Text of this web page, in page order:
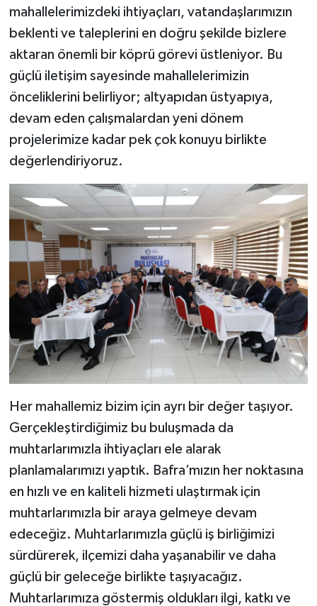
mahallelerimizdeki ihtiyaçları, vatandaşlarımızın
beklenti ve taleplerini en doğru şekilde bizlere
aktaran önemli bir köprü görevi üstleniyor. Bu
güçlü iletişim sayesinde mahallelerimizin
önceliklerini belirliyor; altyapıdan üstyapıya,
devam eden çalışmalardan yeni dönem
projelerimize kadar pek çok konuyu birlikte
değerlendiriyoruz.
Her mahallemiz bizim için ayrı bir değer taşıyor.
Gerçekleştirdiğimiz bu buluşmada da
muhtarlarımızla ihtiyaçları ele alarak
planlamalarımızı yaptık. Bafra’mızın her noktasına
en hızlı ve en kaliteli hizmeti ulaştırmak için
muhtarlarımızla bir araya gelmeye devam
edeceğiz. Muhtarlarımızla güçlü iş birliğimizi
sürdürerek, ilçemizi daha yaşanabilir ve daha
güçlü bir geleceğe birlikte taşıyacağız.
Muhtarlarımıza göstermiş oldukları ilgi, katkı ve